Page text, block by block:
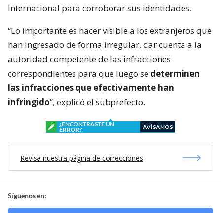
Internacional para corroborar sus identidades.
“Lo importante es hacer visible a los extranjeros que
han ingresado de forma irregular, dar cuenta a la
autoridad competente de las infracciones
correspondientes para que luego se determinen
las infracciones que efectivamente han
infringido”, explicó el subprefecto.
¿ENCONTRASTE UN
ERROR?
AVÍSANOS
Revisa nuestra página de correcciones
Síguenos en: